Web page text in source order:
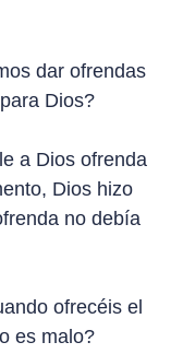
dar ofrendas
Dios?
a Dios ofrenda
Dios hizo
no debía
ofrecéis el
es malo?